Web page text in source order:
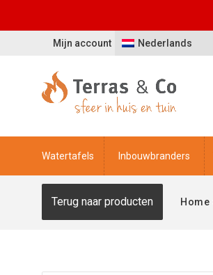
Nederlands
Mijn account
Watertafels Inbouwbranders
Terug naar producten Home